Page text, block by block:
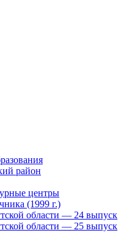
район
центры
(1999 г.)
области — 24 выпуск
области — 25 выпуск